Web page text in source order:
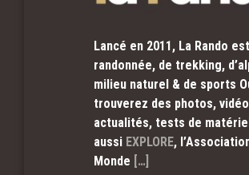
Lancé en 2011, La Rando
randonnée, de trekking,
milieu naturel & de sports
trouverez des photos,
actualités, tests de
aussi EXPLORE,
Monde […]